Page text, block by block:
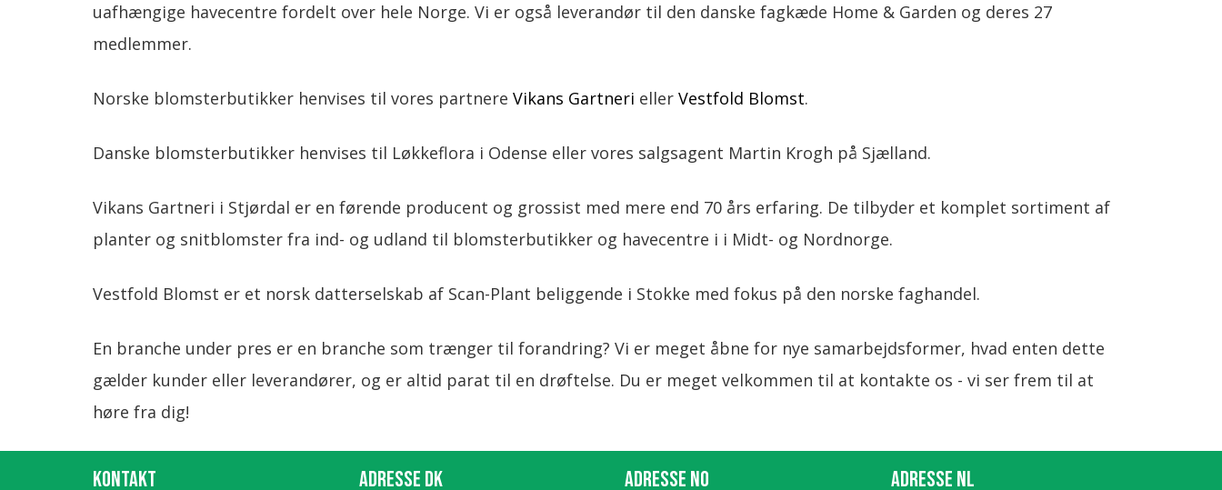
uafhængige havecentre fordelt over hele Norge. Vi er også leverandør til den danske fagkæde Home & Garden og deres 27
medlemmer.
Norske blomsterbutikker henvises til vores partnere Vikans Gartneri eller Vestfold Blomst.
Danske blomsterbutikker henvises til Løkkeflora i Odense eller vores salgsagent Martin Krogh på Sjælland.
Vikans Gartneri i Stjørdal er en førende producent og grossist med mere end 70 års erfaring. De tilbyder et komplet sortiment af
planter og snitblomster fra ind- og udland til blomsterbutikker og havecentre i i Midt- og Nordnorge.
Vestfold Blomst er et norsk datterselskab af Scan-Plant beliggende i Stokke med fokus på den norske faghandel.
En branche under pres er en branche som trænger til forandring? ​Vi er meget åbne for nye samarbejdsformer, hvad enten dette
gælder kunder eller leverandører, og er altid parat til en drøftelse. Du er meget velkommen til at kontakte os - vi ser frem til at
høre fra dig!​
KONTAKT ADRESSE DK ADRESSE NO ADRESSE NL